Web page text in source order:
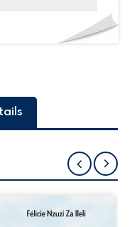
Auberge de la